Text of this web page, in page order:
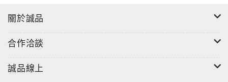
書，這也是許佑生創作這本書的動機之一。這本書的出
生融合不少國外相關書籍的觀點並截長補短，少了翻譯
書的文化差異，多了中文書寫的流暢優美。文中加入不
少他個人的經驗與心得，讀來相當親切幽默。
關於誠品
合作洽談
誠品線上